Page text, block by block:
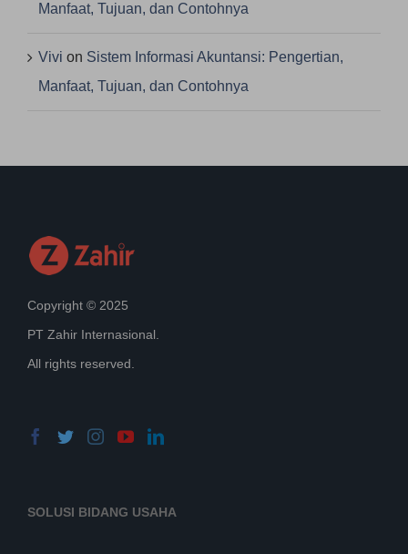
Manfaat, Tujuan, dan Contohnya
Vivi on Sistem Informasi Akuntansi: Pengertian,
Manfaat, Tujuan, dan Contohnya
Copyright © 2025
PT Zahir Internasional.
All rights reserved.
SOLUSI BIDANG USAHA